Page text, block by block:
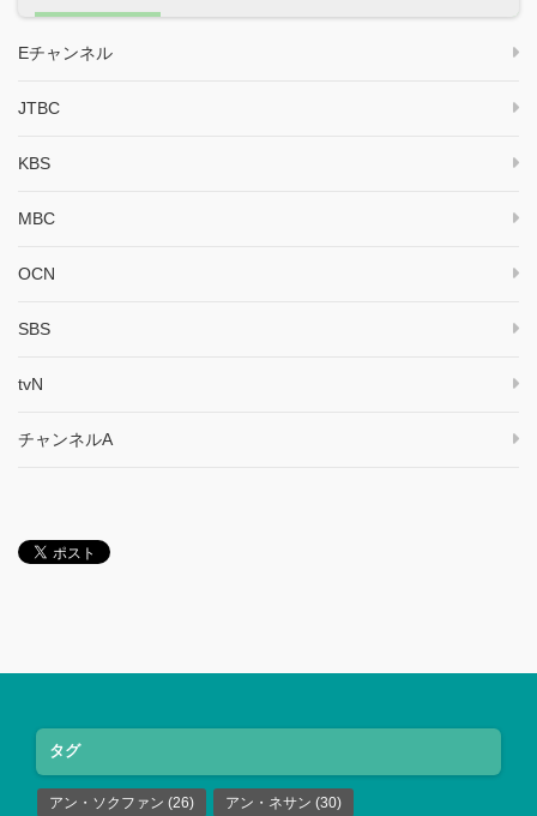
Eチャンネル
JTBC
KBS
MBC
OCN
SBS
tvN
チャンネルA
タグ
アン・ソクファン (26) アン・ネサン (30)